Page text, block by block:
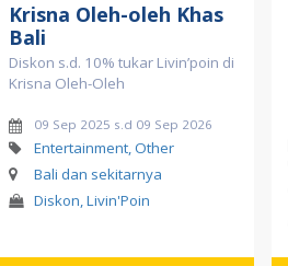
Krisna Oleh-oleh Khas
Bali
Diskon s.d. 10% tukar Livin’poin di
Krisna Oleh-Oleh
09 Sep 2025 s.d 09 Sep 2026
Entertainment, Other
Bali dan sekitarnya
Diskon, Livin'Poin